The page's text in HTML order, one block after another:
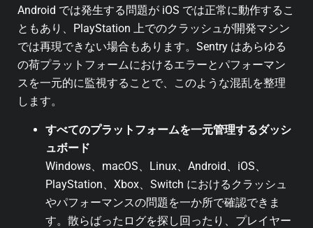
Android では発生する問題が iOS では正常に動作するこ
ともあり、PlayStation 上でのクラッシュが開発マシン
では再現できない場合もあります。Sentry はあらゆる
の荷プラットフォームにおけるエラーとパフォーマン
スを一元的に監視することで、このような混乱を整理
します。
すべてのプラットフォームを一元管理するダッシ
ュボード
Windows、macOS、Linux、Android、iOS、
PlayStation、Xbox、Switch におけるクラッシュ
やパフォーマンスの問題を一か所で確認できま
す。 散らばったログを探し回ったり、プレイヤー